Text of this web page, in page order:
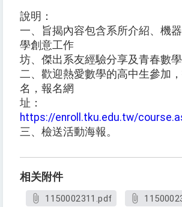
說明：
一、旨揭內容包含系所介紹、機
學創意工作
坊、傑出系友經驗分享及青春數學
二、歡迎熱愛數學的高中生參加
名，報名網
址：
https://enroll.tku.edu.tw/
三、檢送活動海報。
相关附件
1150002311.pdf